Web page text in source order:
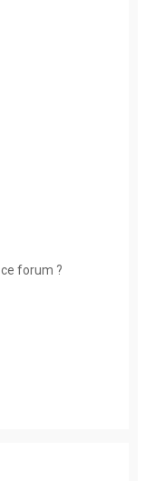
forum ?